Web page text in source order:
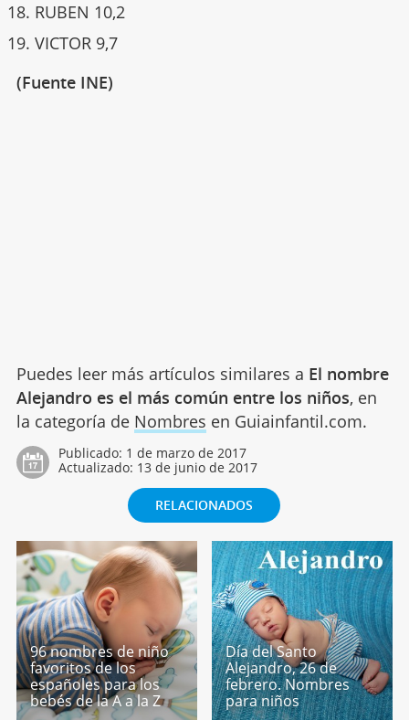
RUBEN 10,2
VICTOR 9,7
(Fuente INE)
Puedes leer más artículos similares a El nombre
Alejandro es el más común entre los niños, en
la categoría de Nombres en Guiainfantil.com.
Publicado: 1 de marzo de 2017
Actualizado: 13 de junio de 2017
RELACIONADOS
96 nombres de niño
favoritos de los
españoles para los
bebés de la A a la Z
Día del Santo
Alejandro, 26 de
febrero. Nombres
para niños